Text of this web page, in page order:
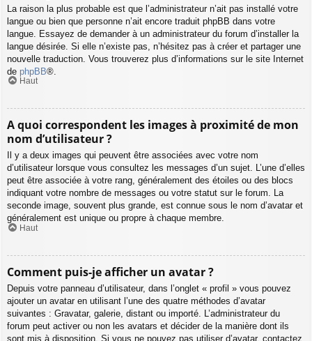
La raison la plus probable est que l’administrateur n’ait pas installé votre
langue ou bien que personne n’ait encore traduit phpBB dans votre
langue. Essayez de demander à un administrateur du forum d’installer la
langue désirée. Si elle n’existe pas, n’hésitez pas à créer et partager une
nouvelle traduction. Vous trouverez plus d’informations sur le site Internet
de phpBB®.
Haut
A quoi correspondent les images à proximité de mon
nom d’utilisateur ?
Il y a deux images qui peuvent être associées avec votre nom
d’utilisateur lorsque vous consultez les messages d’un sujet. L’une d’elles
peut être associée à votre rang, généralement des étoiles ou des blocs
indiquant votre nombre de messages ou votre statut sur le forum. La
seconde image, souvent plus grande, est connue sous le nom d’avatar et
généralement est unique ou propre à chaque membre.
Haut
Comment puis-je afficher un avatar ?
Depuis votre panneau d’utilisateur, dans l’onglet « profil » vous pouvez
ajouter un avatar en utilisant l’une des quatre méthodes d’avatar
suivantes : Gravatar, galerie, distant ou importé. L’administrateur du
forum peut activer ou non les avatars et décider de la manière dont ils
sont mis à disposition. Si vous ne pouvez pas utiliser d’avatar, contactez